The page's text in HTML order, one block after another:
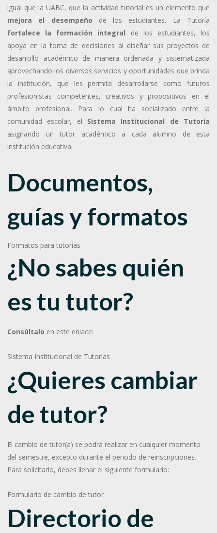
igual que la UABC, que la actividad tutorial es un elemento que
mejora el desempeño de los estudiantes. La Tutoría
fortalece la formación integral de los estudiantes, los
apoya en la toma de decisiones al diseñar sus proyectos de
desarrollo académico de manera ordenada y sistematizada
aprovechando los diversos servicios y oportunidades que brinda
la institución, que les permita desarrollarse como futuros
profesionistas competentes, creativos y propositivos en el
ámbito profesional. Para lo cual ha socializado entre la
comunidad escolar, el Sistema Institucional de Tutoría
asignando un tutor académico a cada alumno de esta
institución educativa.
Documentos,
guías y formatos
Formatos para tutorías
¿No sabes quién
es tu tutor?
Consúltalo en este enlace:
Sistema Institucional de Tutorías
¿Quieres cambiar
de tutor?
El cambio de tutor(a) se podrá realizar en cualquier momento
del semestre, excepto durante el periodo de reinscripciones.
Para solicitarlo, debes llenar el siguiente formulario:
Formulario de cambio de tutor
Directorio de